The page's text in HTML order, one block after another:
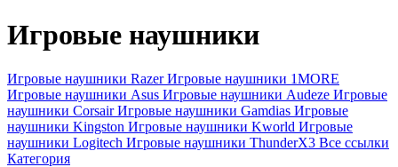
Игровые наушники
Игровые наушники RazerИгровые наушники 1MORE
Игровые наушники Asus Игровые наушники Audeze Игровые
наушники CorsairИгровые наушники Gamdias Игровые
наушники Kingston Игровые наушники Kworld Игровые
наушники Logitech Игровые наушники ThunderX3 Все ссылки
Категория